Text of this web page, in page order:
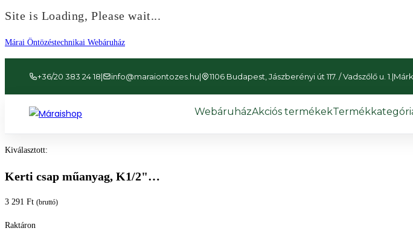
Site is Loading, Please wait...
Ugrás
a
tartalomhoz
Márai Öntözéstechnikai Webáruház
+36/20 383 24 18| info@maraiontozes.hu| 1106 Budapest, Jászberényi út 117. / Vadszőlő u. 1. |
WebáruházAkciós termékek
Kiválasztott:
Kerti csap műanyag, K1/2"…
3 291 Ft (bruttó)
Raktáron